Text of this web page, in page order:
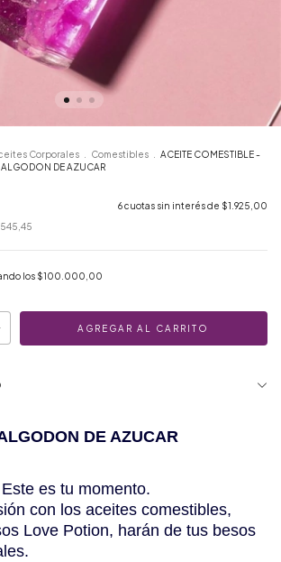
Corporales Comestibles
ACEITE COMESTIBLE -
DE AZUCAR
6cuotas sin interés de $1.925,00
los $100.000,00
DE AZUCAR
es tu momento.
con los aceites comestibles,
Love Potion, harán de tus besos